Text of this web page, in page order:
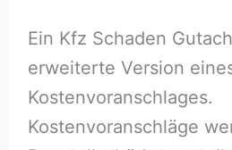
Ein Kfz Schaden
erweiterte Version
Kostenvoranschlages.
Kostenvoranschläge